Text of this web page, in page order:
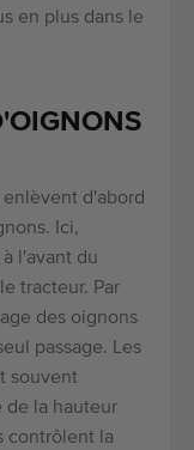
en plus dans le
d'abord
Ici,
l'avant du
tracteur. Par
des oignons
passage. Les
souvent
de la hauteur
contrôlent la